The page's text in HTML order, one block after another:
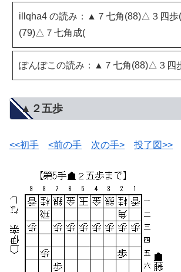
illqha4 の読み：▲７七角(88)△３四
(79)△７七角成(
ぽんぽこの読み：▲７七角(88)△３四
▲２五歩
<<初手 <前の手 次の手> 投了図>>